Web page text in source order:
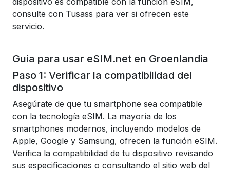
consulte con Tusass para ver si ofrecen este
servicio.
Guía para usar eSIM.net en Groenlandia
Paso 1: Verificar la compatibilidad del
dispositivo
Asegúrate de que tu smartphone sea compatible
con la tecnología eSIM. La mayoría de los
smartphones modernos, incluyendo modelos de
Apple, Google y Samsung, ofrecen la función eSIM.
Verifica la compatibilidad de tu dispositivo revisando
sus especificaciones o consultando el sitio web del